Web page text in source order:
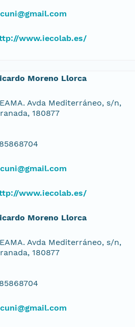
www.iecolab.es/
Moreno Llorca
Avda Mediterráneo, s/n,
180877
www.iecolab.es/
Moreno Llorca
Avda Mediterráneo, s/n,
180877